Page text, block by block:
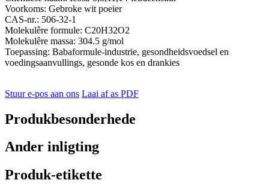
Voorkoms: Gebroke wit poeier
CAS-nr.: 506-32-1
Molekulêre formule: C20H32O2
Molekulêre massa: 304.5 g/mol
Toepassing: Babaformule-industrie, gesondheidsvoedsel en
voedingsaanvullings, gesonde kos en drankies
Stuur e-pos aan ons Laai af as PDF
Produkbesonderhede
Ander inligting
Produk-etikette